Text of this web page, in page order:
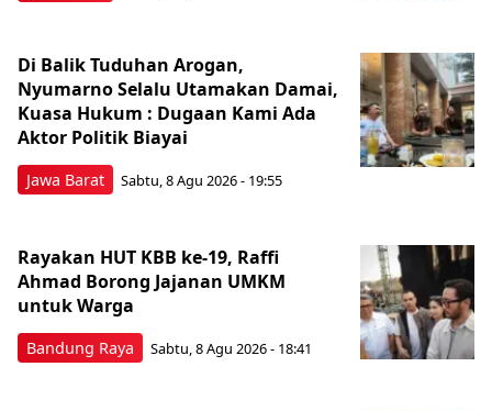
Jawa Barat
Di Balik Tuduhan Arogan,
Nyumarno Selalu Utamakan Damai,
Kuasa Hukum : Dugaan Kami Ada
Aktor Politik Biayai
Sabtu, 8 Agu 2026 - 19:55
Bandung Raya
Rayakan HUT KBB ke-19, Raffi
Ahmad Borong Jajanan UMKM
untuk Warga
Sabtu, 8 Agu 2026 - 18:41